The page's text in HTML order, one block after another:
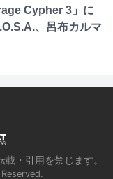
Cypher 3」に
、呂布カルマ
・引用を禁じます。